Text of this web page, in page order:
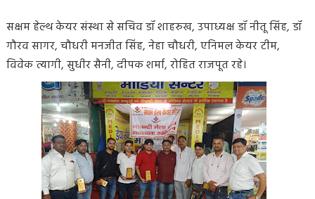
सक्षम हेल्थ केयर संस्था से सचिव डॉ शाहरुख, उपाध्यक्ष डॉ नीतू सिंह, डॉ
गौरव सागर, चौधरी मनजीत सिंह, नेहा चौधरी, एनिमल केयर टीम,
विवेक त्यागी, सुधीर सैनी, दीपक शर्मा, रोहित राजपूत रहे।